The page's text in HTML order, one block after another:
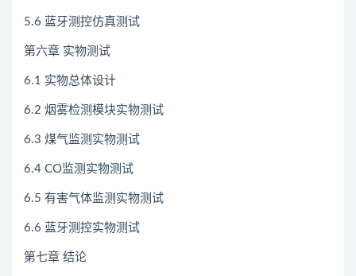
5.6 蓝牙测控仿真测试
第六章 实物测试
6.1 实物总体设计
6.2 烟雾检测模块实物测试
6.3 煤气监测实物测试
6.4 CO监测实物测试
6.5 有害气体监测实物测试
6.6 蓝牙测控实物测试
第七章 结论